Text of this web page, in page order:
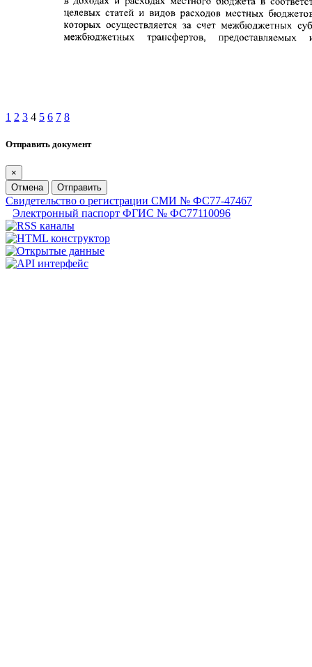
1 2 3 4 5 6 7 8
Отправить документ
×
Отмена
Отправить
Свидетельство о регистрации СМИ № ФС77-47467
Электронный паспорт ФГИС № ФС77110096